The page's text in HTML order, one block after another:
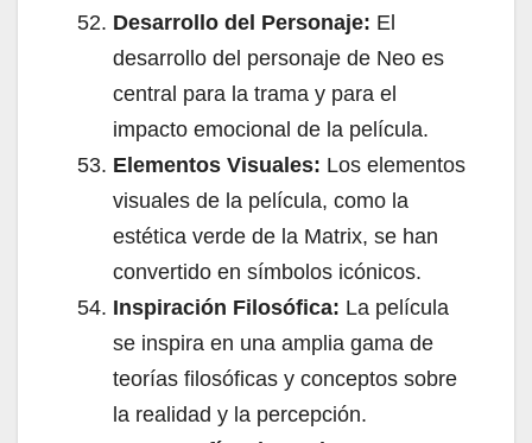
Desarrollo del Personaje: El
desarrollo del personaje de Neo es
central para la trama y para el
impacto emocional de la película.
Elementos Visuales: Los elementos
visuales de la película, como la
estética verde de la Matrix, se han
convertido en símbolos icónicos.
Inspiración Filosófica: La película
se inspira en una amplia gama de
teorías filosóficas y conceptos sobre
la realidad y la percepción.